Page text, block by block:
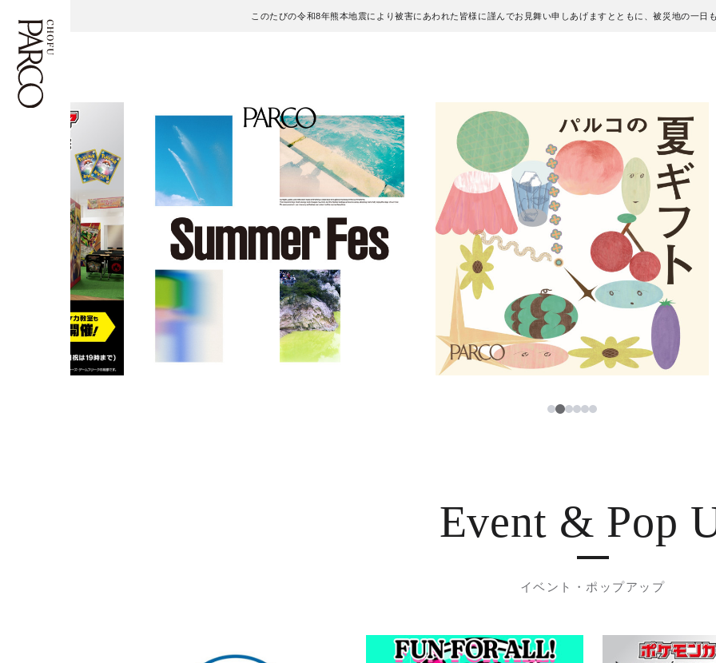
このたびの令和8年熊本地震により被害にあわれた皆様に謹んでお見舞い申しあげますとともに、被災地の一日
フロアガイド
施設案内・アクセス
イベント・ポップアップ
ニュース
レストラン・カフェ
TAX FREE
PARCOメンバーズ
ENGLISH
繁体字
簡体字
한국어
ภาษาไทย
日本語
123456
Event & Pop
イベント・ポップアップ